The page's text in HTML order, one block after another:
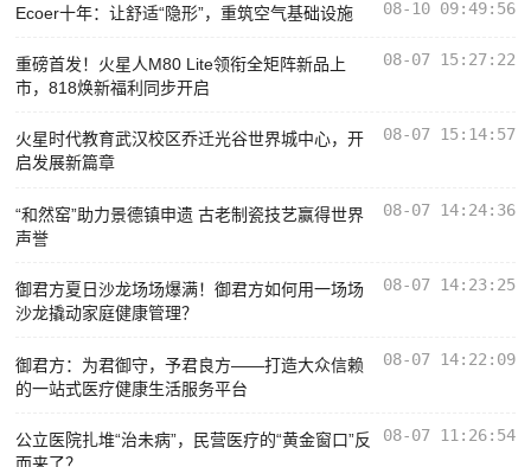
Ecoer十年：让舒适“隐形”，重筑空气基础设施 08-10 09:49:56
重磅首发！火星人M80 Lite领衔全矩阵新品上
市，818焕新福利同步开启
08-07 15:27:22
火星时代教育武汉校区乔迁光谷世界城中心，开
启发展新篇章
08-07 15:14:57
“和然窑”助力景德镇申遗 古老制瓷技艺赢得世界
声誉
08-07 14:24:36
御君方夏日沙龙场场爆满！御君方如何用一场场
沙龙撬动家庭健康管理？
08-07 14:23:25
御君方：为君御守，予君良方——打造大众信赖
的一站式医疗健康生活服务平台
08-07 14:22:09
公立医院扎堆“治未病”，民营医疗的“黄金窗口”反
08-07 11:26:54